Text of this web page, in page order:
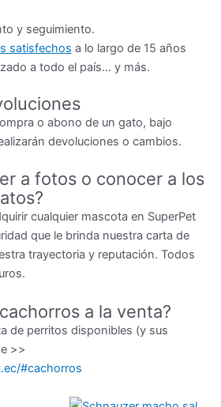
y seguimiento.
satisfechos a lo largo de 15 años
a todo el país… y más.
o abono de un gato, bajo
devoluciones o cambios.
a fotos o conocer a los
cualquier mascota en SuperPet
que le brinda nuestra carta de
trayectoria y reputación. Todos
a la venta?
de perritos disponibles (y sus
>>
#cachorros